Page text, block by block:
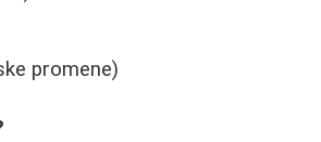
promene)